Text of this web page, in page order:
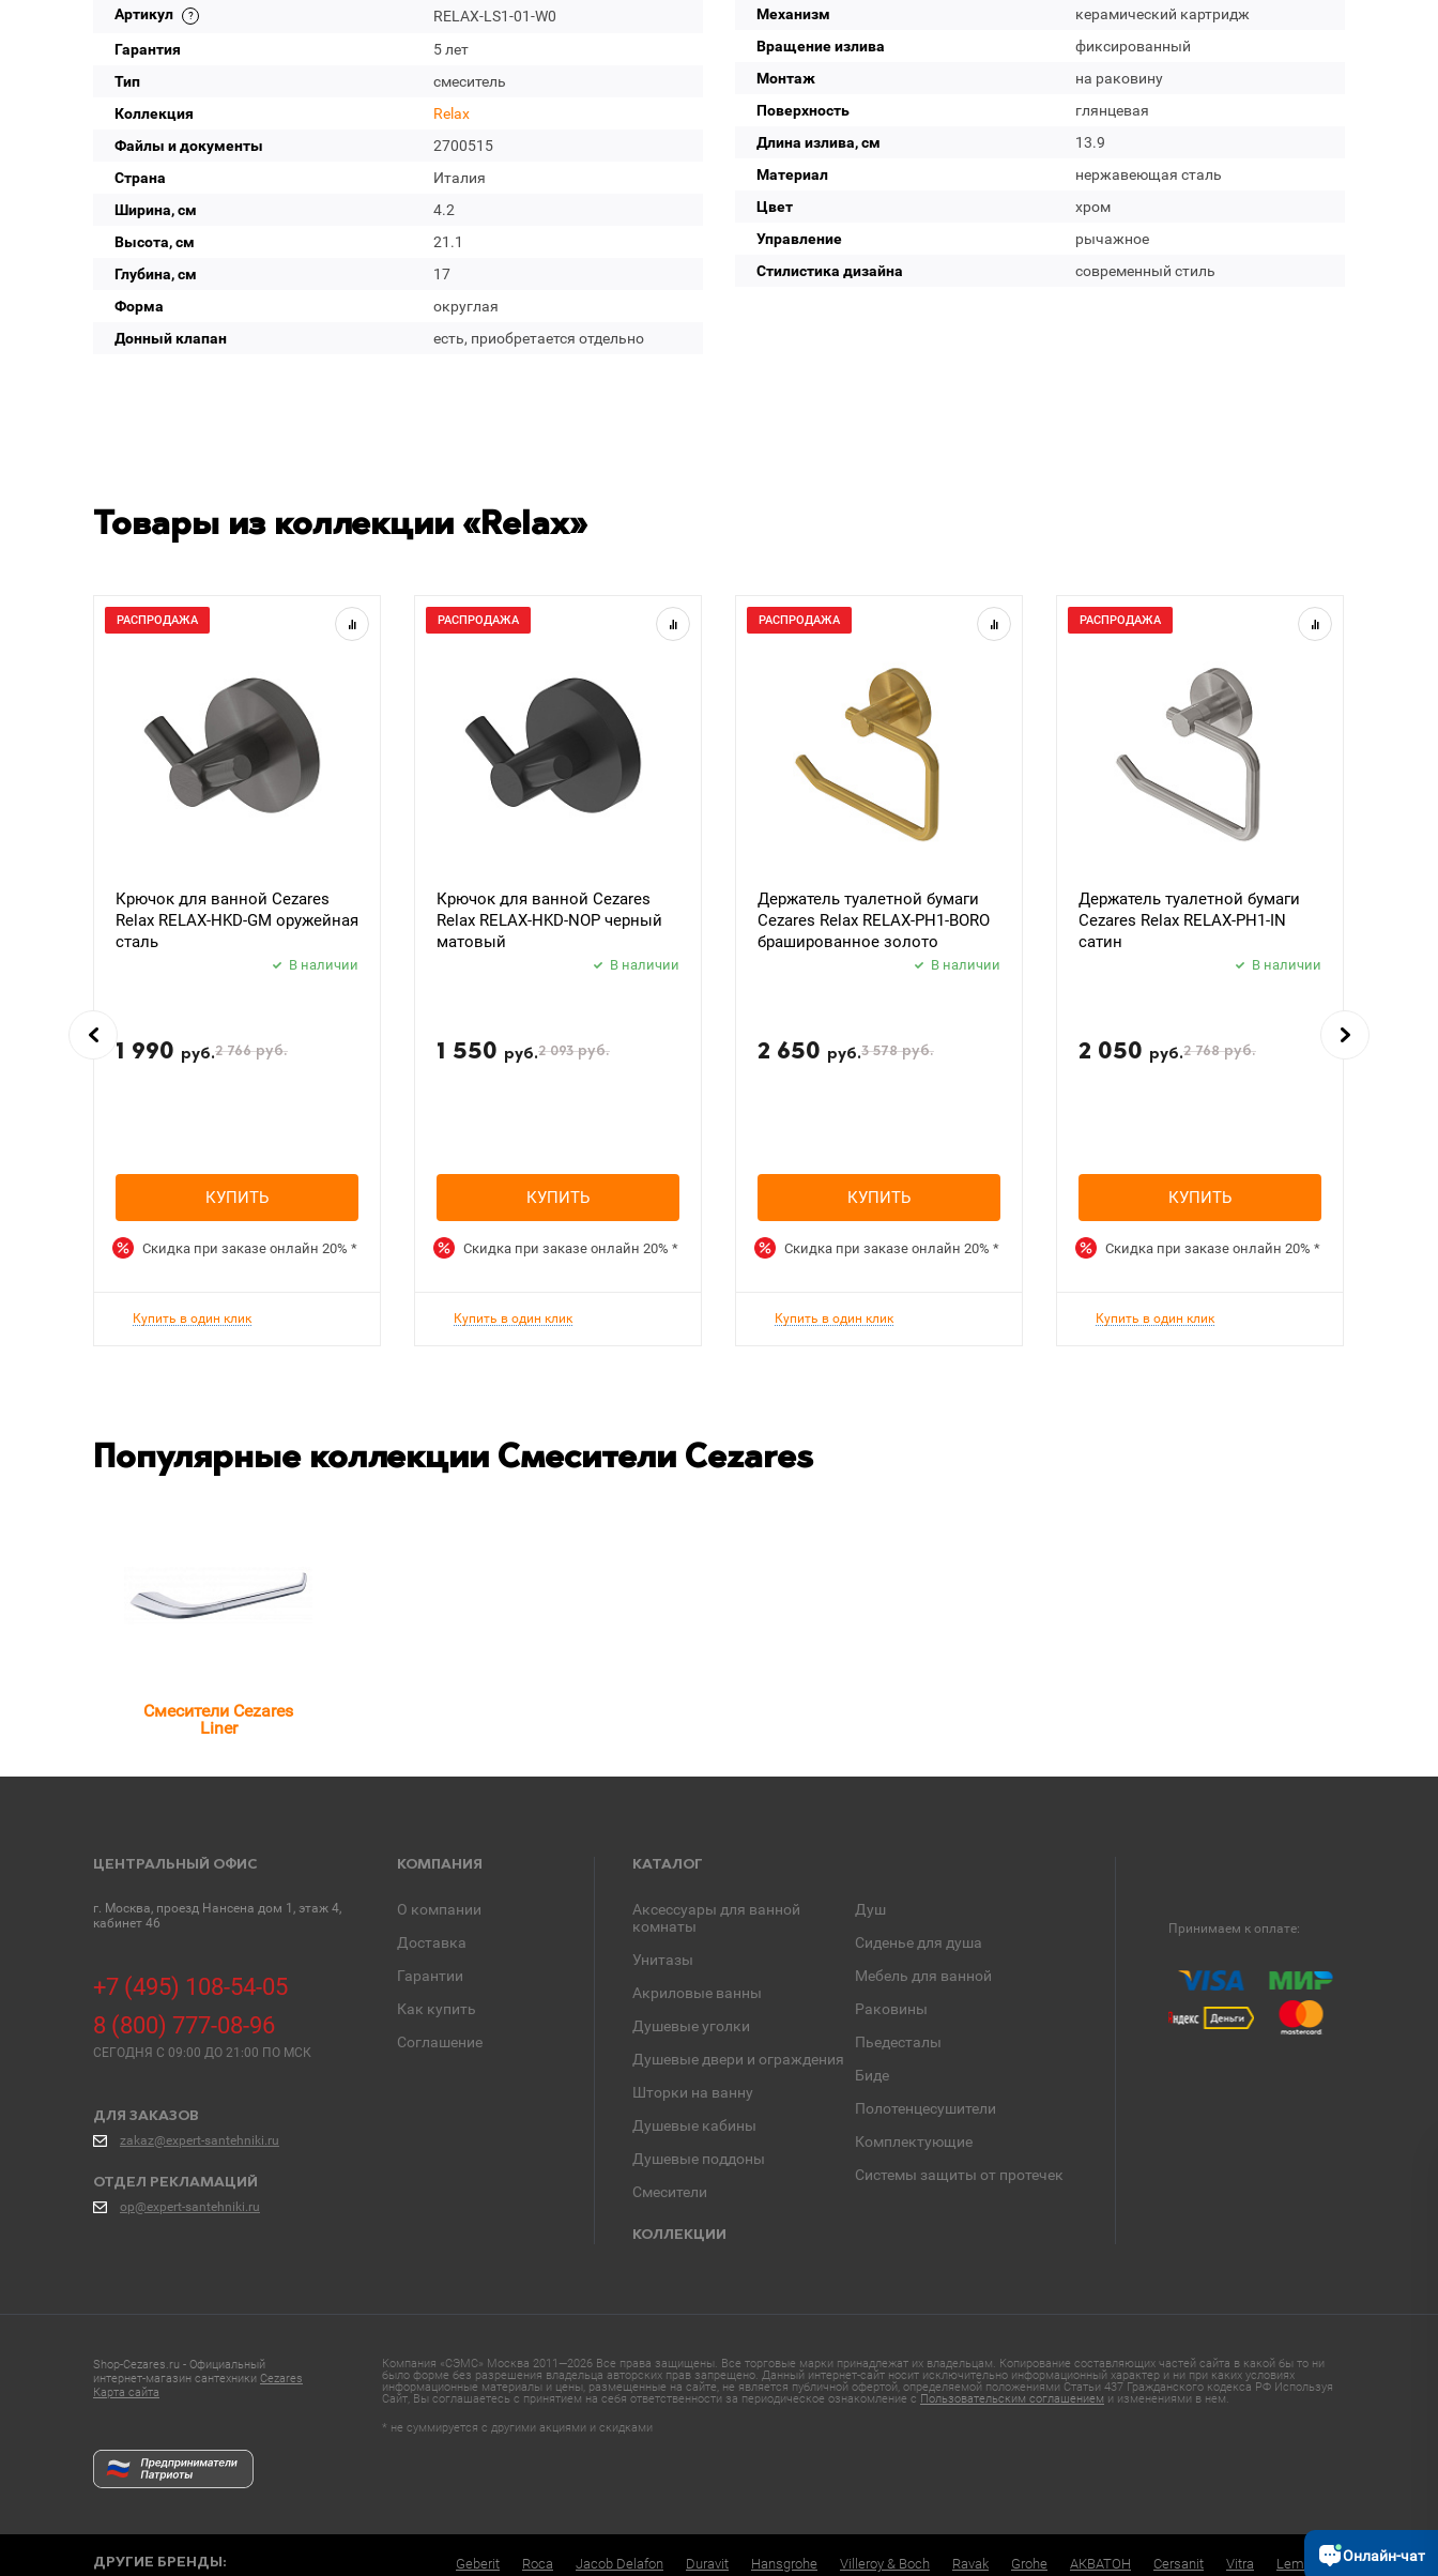
Артикул
RELAX-LS1-01-W0
Гарантия
5 лет
Тип
смеситель
Коллекция
Relax
Файлы и документы
2700515
Страна
Италия
Ширина, см
4.2
Высота, см
21.1
Глубина, см
17
Форма
округлая
Донный клапан
есть, приобретается отдельно
Механизм
керамический картридж
Вращение излива
фиксированный
Монтаж
на раковину
Поверхность
глянцевая
Длина излива, см
13.9
Материал
нержавеющая сталь
Цвет
хром
Управление
рычажное
Стилистика дизайна
современный стиль
Товары из коллекции «Relax»
РАСПРОДАЖА
Крючок для ванной Cezares
Relax RELAX-HKD-GM оружейная
сталь
В наличии
1 990 руб.2 766руб.
КУПИТЬ
Скидка при заказе онлайн 20% *
Купить в один клик
РАСПРОДАЖА
Крючок для ванной Cezares
Relax RELAX-HKD-NOP черный
матовый
В наличии
1 550 руб.2 093руб.
КУПИТЬ
Скидка при заказе онлайн 20% *
Купить в один клик
РАСПРОДАЖА
Держатель туалетной бумаги
Cezares Relax RELAX-PH1-BORO
брашированное золото
В наличии
2 650 руб.3 578руб.
КУПИТЬ
Скидка при заказе онлайн 20% *
Купить в один клик
РАСПРОДАЖА
Держатель туалетной бумаги
Cezares Relax RELAX-PH1-IN
сатин
В наличии
2 050 руб.2 768руб.
КУПИТЬ
Скидка при заказе онлайн 20% *
Купить в один клик
Популярные коллекции Смесители Cezares
Смесители Cezares
Liner
ЦЕНТРАЛЬНЫЙ ОФИС
г. Москва, проезд Нансена дом 1, этаж 4,
кабинет 46
+7 (495) 108-54-05
8 (800) 777-08-96
СЕГОДНЯ C 09:00 ДО 21:00 ПО МСК
ДЛЯ ЗАКАЗОВ
zakaz@expert-santehniki.ru
ОТДЕЛ РЕКЛАМАЦИЙ
op@expert-santehniki.ru
КОМПАНИЯ
О компании
Доставка
Гарантии
Как купить
Соглашение
КАТАЛОГ
Аксессуары для ванной
комнаты
Унитазы
Акриловые ванны
Душевые уголки
Душевые двери и ограждения
Шторки на ванну
Душевые кабины
Душевые поддоны
Смесители
Душ
Сиденье для душа
Мебель для ванной
Раковины
Пьедесталы
Биде
Полотенцесушители
Комплектующие
Системы защиты от протечек
КОЛЛЕКЦИИ
Принимаем к оплате:
Shop-Cezares.ru - Официальный
интернет-магазин сантехники Cezares
Карта сайта
Компания «СЭМС» Москва 2011—2026 Все права защищены. Все торговые марки принадлежат их владельцам. Копирование составляющих частей сайта в какой бы то ни
было форме без разрешения владельца авторских прав запрещено. Данный интернет-сайт носит исключительно информационный характер и ни при каких условиях
информационные материалы и цены, размещенные на сайте, не является публичной офертой, определяемой положениями Статьи 437 Гражданского кодекса РФ Используя
Сайт, Вы соглашаетесь с принятием на себя ответственности за периодическое ознакомление с Пользовательским соглашением и изменениями в нем.
* не суммируется с другими акциями и скидками
ДРУГИЕ БРЕНДЫ: Geberit Roca Jacob Delafon Duravit Hansgrohe Villeroy & Boch Ravak Grohe АКВАТОН Cersanit Vitra Lemark
Онлайн-чат